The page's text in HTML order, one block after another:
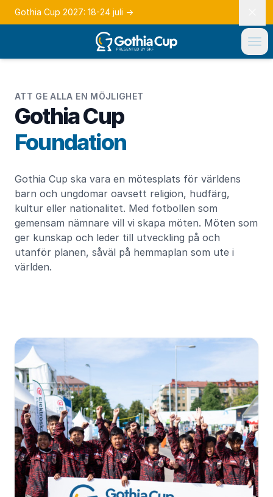
Gothia Cup 2027: 18-24 juli →
ATT GE ALLA EN MÖJLIGHET
Gothia Cup
Foundation
Gothia Cup ska vara en mötesplats för världens
barn och ungdomar oavsett religion, hudfärg,
kultur eller nationalitet. Med fotbollen som
gemensam nämnare vill vi skapa möten. Möten som
ger kunskap och leder till utveckling på och
utanför planen, såväl på hemmaplan som ute i
världen.